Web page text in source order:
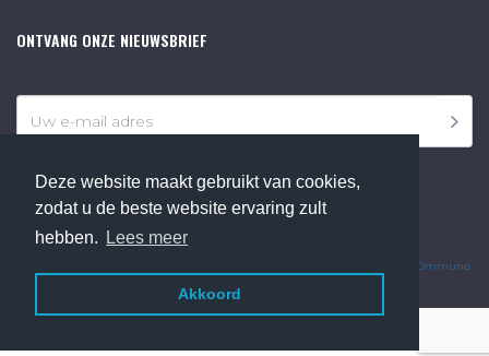
Deze website maakt gebruikt van cookies,
zodat u de beste website ervaring zult
hebben.
Lees meer
Akkoord
ONTVANG ONZE NIEUWSBRIEF
©2018 Online Museum de Bilt. Alle rechten voorbehouden.
Ommune